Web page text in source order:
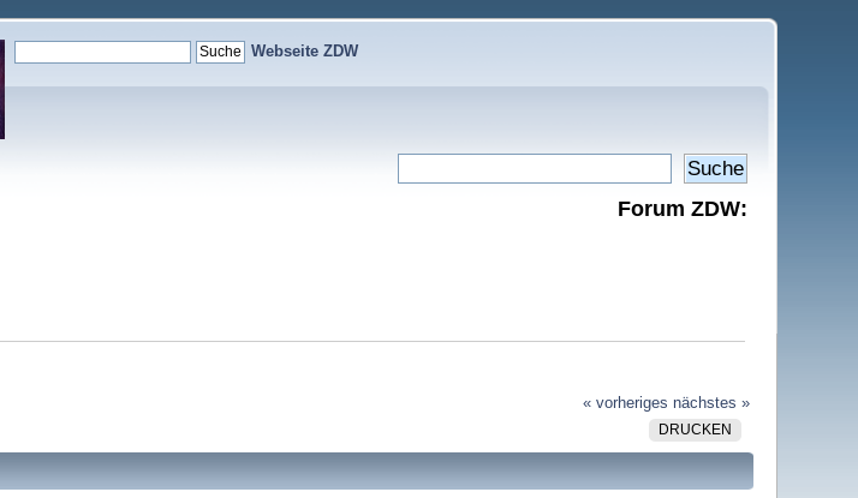
Webseite ZDW
Forum ZDW:
« vorheriges nächstes »
DRUCKEN